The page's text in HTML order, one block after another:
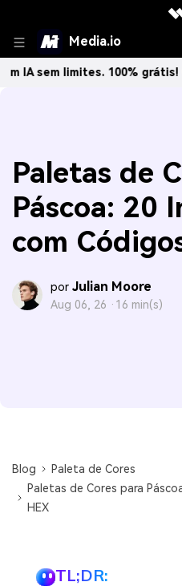
Media.io
limites. 100% grátis!Comece
Paletas de
Páscoa: 20
com
por Julian Moore
Aug 06, 26 · 16 min(s)
Blog
Paleta de Cores
Paletas de Cores para
HEX
TL;DR: